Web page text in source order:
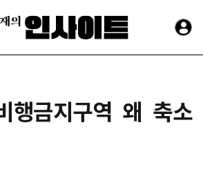
행금지구역 왜 축소